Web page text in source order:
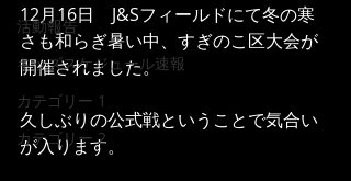
活動報告
キッズスケジュール速報
カテゴリー 1
カテゴリー 2
12月16日　J&Sフィールドにて冬の寒
さも和らぎ暑い中、すぎのこ区大会が
開催されました。
久しぶりの公式戦ということで気合い
が入ります。